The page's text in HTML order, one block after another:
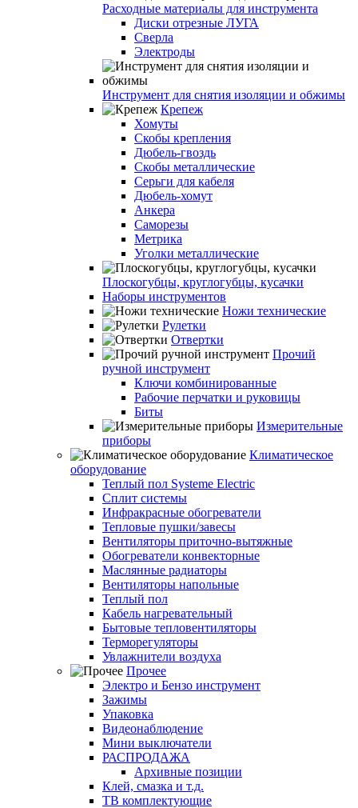
Расходные материалы для инструмента
Диски отрезные ЛУГА
Сверла
Электроды
Инструмент для снятия изоляции и обжимы
Крепеж
Хомуты
Скобы крепления
Дюбель-гвоздь
Скобы металлические
Серьги для кабеля
Дюбель-хомут
Анкера
Саморезы
Метрика
Уголки металлические
Плоскогубцы, круглогубцы, кусачки
Наборы инструментов
Ножи технические
Рулетки
Отвертки
Прочий
ручной инструмент
Ключи комбинированные
Рабочие перчатки и руковицы
Биты
Измерительные
приборы
Климатическое
оборудование
Теплый пол Systeme Electric
Сплит системы
Инфракрасные обогреватели
Тепловые пушки/завесы
Вентиляторы приточно-вытяжные
Обогреватели конвекторные
Маслянные радиаторы
Вентиляторы напольные
Теплый пол
Кабель нагревательный
Бытовые тепловентиляторы
Терморегуляторы
Увлажнители воздуха
Прочее
Электро и Бензо инструмент
Зажимы
Упаковка
Видеонаблюдение
Мини выключатели
РАСПРОДАЖА
Архивные позиции
Клей, смазка и т.д.
ТВ комплектующие